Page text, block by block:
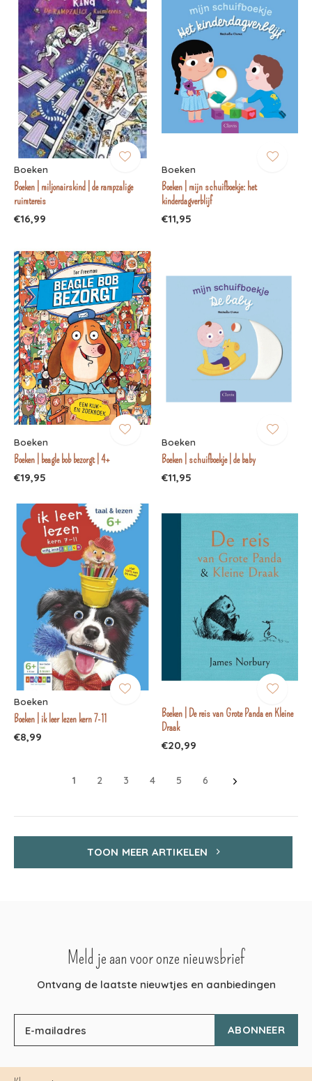
Boeken
Boeken | miljonairskind | de rampzalige
ruimtereis
€16,99
Boeken
Boeken | mijn schuifboekje: het
kinderdagverblijf
€11,95
Boeken
Boeken | beagle bob bezorgt | 4+
€19,95
Boeken
Boeken | schuifboekje | de baby
€11,95
Boeken
Boeken | ik leer lezen kern 7-11
€8,99
Boeken | De reis van Grote Panda en Kleine
Draak
€20,99
1 2 3 4 5 6
TOON MEER ARTIKELEN
Meld je aan voor onze nieuwsbrief
Ontvang de laatste nieuwtjes en aanbiedingen
ABONNEER